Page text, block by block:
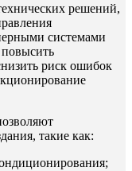
решений,
системами
риск ошибок
такие как: